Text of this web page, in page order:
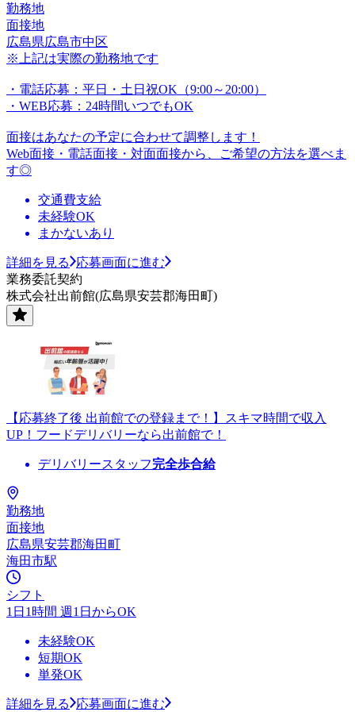
勤務地
面接地
広島県広島市中区
※上記は実際の勤務地です
・電話応募：平日・土日祝OK（9:00～20:00）
・WEB応募：24時間いつでもOK
面接はあなたの予定に合わせて調整します！
Web面接・電話面接・対面面接から、ご希望の方法を選べま
す◎
交通費支給
未経験OK
まかないあり
詳細を見る
応募画面に進む
業務委託契約
株式会社出前館(広島県安芸郡海田町)
【応募終了後 出前館での登録まで！】スキマ時間で収入
UP！フードデリバリーなら出前館で！
デリバリースタッフ完全歩合給
勤務地
面接地
広島県安芸郡海田町
海田市駅
シフト
1日1時間 週1日からOK
未経験OK
短期OK
単発OK
詳細を見る
応募画面に進む